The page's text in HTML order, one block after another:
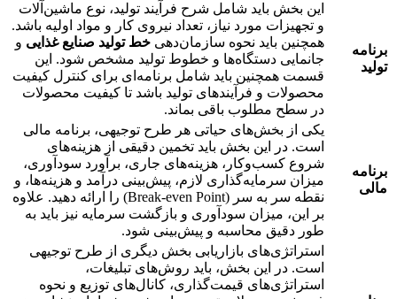
برنامه
تولید
این بخش باید شامل شرح فرآیند تولید، نوع ماشین‌آلات
و تجهیزات مورد نیاز، تعداد نیروی کار و مواد اولیه باشد.
همچنین باید نحوه سازمان‌دهی خط تولید صنایع غذایی و
جانمایی دستگاه‌ها و خطوط تولید مشخص شود. این
قسمت همچنین باید شامل برنامه‌ای برای کنترل کیفیت
محصولات و فرآیندهای تولید باشد تا کیفیت محصولات
در سطح مطلوب باقی بماند.
برنامه
مالی
یکی از بخش‌های حیاتی هر طرح توجیهی، برنامه مالی
است. در این بخش باید تخمین دقیقی از هزینه‌های
شروع کسب‌وکار، هزینه‌های جاری، برآورد سودآوری،
میزان سرمایه‌گذاری لازم، پیش‌بینی درآمد و هزینه‌ها، و
نقطه سر به سر (Break-even Point) را ارائه دهید. علاوه
بر این، میزان سودآوری و بازگشت سرمایه نیز باید به
طور دقیق محاسبه و پیش‌بینی شود.
استراتژی‌های بازاریابی بخش دیگری از طرح توجیهی
است. در این بخش، باید روش‌های تبلیغات،
استراتژی‌های قیمت‌گذاری، کانال‌های توزیع و نحوه